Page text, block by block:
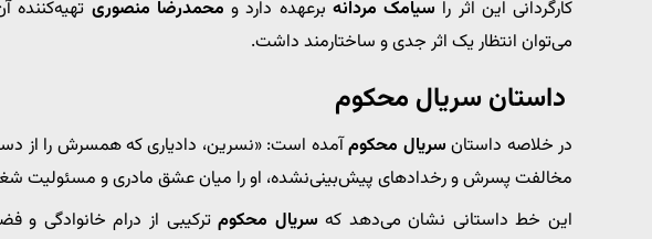
کارگردانی این اثر را سیامک مردانه برعهده دارد و محمدرضا منصوری تهیه‌کننده
می‌توان انتظار یک اثر جدی و ساختارمند داشت.
داستان سریال محکوم
در خلاصه داستان سریال محکومآمده است: «نسرین، دادیاری که همسرش را از
مخالفت پسرش و رخدادهای پیش‌بینی‌نشده، او را میان عشق مادری و مسئولیت
این خط داستانی نشان می‌دهد که سریال محکومترکیبی از درام خانوادگی و